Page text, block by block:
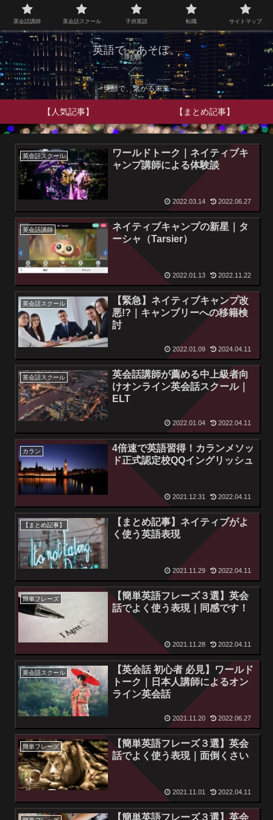
英語で、あそぼ。
～英語で、繋がる未来～
【人気記事】 【まとめ記事】
英会話スクール
ワールドトーク｜ネイティブキ
ャンプ講師による体験談
2022.03.14 2022.06.27
英会話講師
ネイティブキャンプの新星｜タ
ーシャ（Tarsier）
2022.01.13 2022.11.22
英会話スクール
【緊急】ネイティブキャンプ改
悪!?｜キャンブリーへの移籍検
討
2022.01.09 2024.04.11
英会話スクール
英会話講師が薦める中上級者向
けオンライン英会話スクール｜
ELT
2022.01.04 2022.04.11
カラン
4倍速で英語習得！カランメソッ
ド正式認定校QQイングリッシュ
2021.12.31 2022.04.11
【まとめ記事】
【まとめ記事】ネイティブがよ
く使う英語表現
2021.11.29 2022.04.11
簡単フレーズ
【簡単英語フレーズ３選】英会
話でよく使う表現｜同感です！
2021.11.28 2022.04.11
英会話スクール
【英会話 初心者 必見】ワールド
トーク｜日本人講師によるオン
ライン英会話
2021.11.20 2022.06.27
簡単フレーズ
【簡単英語フレーズ３選】英会
話でよく使う表現｜面倒くさい
2021.11.01 2022.04.11
【簡単英語フレーズ３選】英会
英会話講師 英会話スクール 子供英語 転職 サイトマップ